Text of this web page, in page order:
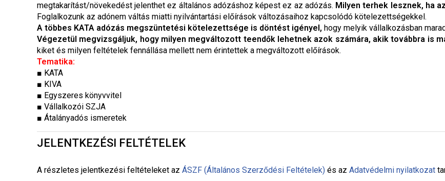
megtakarítást/növekedést jelenthet ez általános adózáshoz képest ez az adózás. Milyen terhek lesznek, ha
Foglalkozunk az adónem váltás miatti nyilvántartási előírások változásaihoz kapcsolódó kötelezettségekkel.
A többes KATA adózás megszüntetési kötelezettsége is döntést igényel, hogy melyik vállalkozásban
Végezetül megvizsgáljuk, hogy milyen megváltozott teendők lehetnek azok számára, akik továbbra is
kiket és milyen feltételek fennállása mellett nem érintettek a megváltozott előírások.
Tematika:
■ KATA
■ KIVA
■ Egyszeres könyvvitel
■ Vállalkozói SZJA
■ Átalányadós ismeretek
JELENTKEZÉSI FELTÉTELEK
A részletes jelentkezési feltételeket az ÁSZF (Általános Szerződési Feltételek) és az Adatvédelmi nyilatkozat